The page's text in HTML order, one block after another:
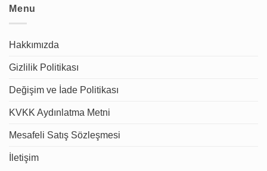
Menu
Hakkımızda
Gizlilik Politikası
Değişim ve İade Politikası
KVKK Aydınlatma Metni
Mesafeli Satış Sözleşmesi
İletişim